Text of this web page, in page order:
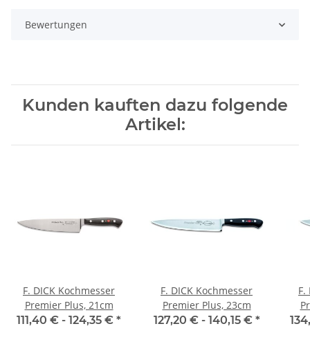
Bewertungen
Kunden kauften dazu folgende
Artikel:
F. DICK Kochmesser
Premier Plus, 21cm
111,40 € - 124,35 € *
F. DICK Kochmesser
Premier Plus, 23cm
127,20 € - 140,15 € *
F.